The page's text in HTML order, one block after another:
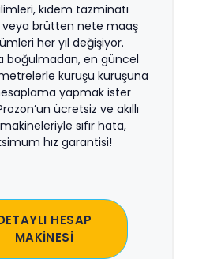
kıdem tazminatı
veya brütten nete maaş
her yıl değişiyor.
boğulmadan, en güncel
kuruşu kuruşuna
yapmak ister
ücretsiz ve akıllı
sıfır hata,
hız garantisi!
HESAP
MAKİNESİ